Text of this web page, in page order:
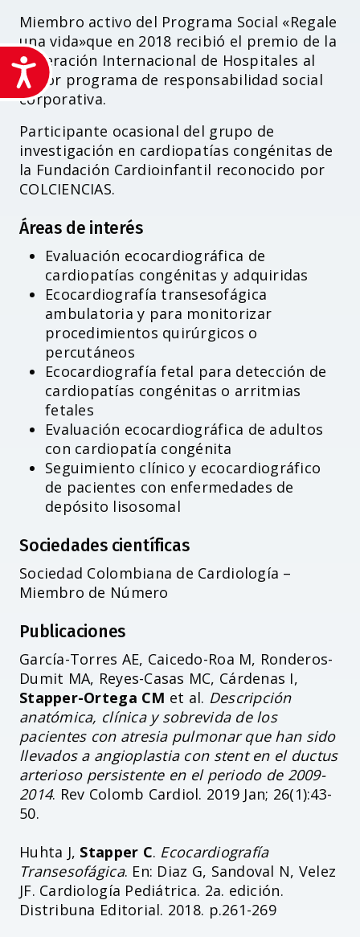
Accesibilidad
Miembro activo del Programa Social «Regale
una vida»que en 2018 recibió el premio de la
Federación Internacional de Hospitales al
mejor programa de responsabilidad social
corporativa.
Participante ocasional del grupo de
investigación en cardiopatías congénitas de
la Fundación Cardioinfantil reconocido por
COLCIENCIAS.
Áreas de interés
Evaluación ecocardiográfica de
cardiopatías congénitas y adquiridas
Ecocardiografía transesofágica
ambulatoria y para monitorizar
procedimientos quirúrgicos o
percutáneos
Ecocardiografía fetal para detección de
cardiopatías congénitas o arritmias
fetales
Evaluación ecocardiográfica de adultos
con cardiopatía congénita
Seguimiento clínico y ecocardiográfico
de pacientes con enfermedades de
depósito lisosomal
Sociedades científicas
Sociedad Colombiana de Cardiología –
Miembro de Número
Publicaciones
García-Torres AE, Caicedo-Roa M, Ronderos-
Dumit MA, Reyes-Casas MC, Cárdenas I,
Stapper-Ortega CM et al. Descripción
anatómica, clínica y sobrevida de los
pacientes con atresia pulmonar que han sido
llevados a angioplastia con stent en el ductus
arterioso persistente en el periodo de 2009-
2014. Rev Colomb Cardiol. 2019 Jan; 26(1):43-
50.
Huhta J, Stapper C. Ecocardiografía
Transesofágica. En: Diaz G, Sandoval N, Velez
JF. Cardiología Pediátrica. 2a. edición.
Distribuna Editorial. 2018. p.261-269